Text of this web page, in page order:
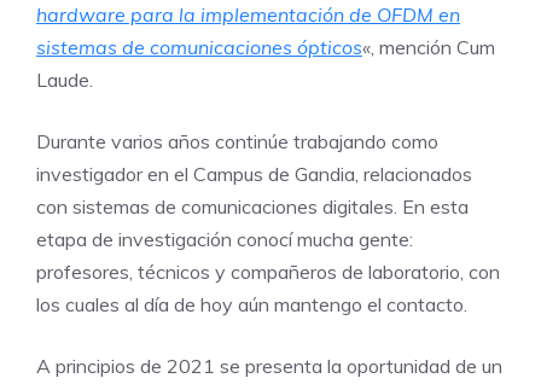
hardware para la implementación de OFDM en
sistemas de comunicaciones ópticos« , mención Cum
Laude.
Durante varios años continúe trabajando como
investigador en el Campus de Gandia, relacionados
con sistemas de comunicaciones digitales. En esta
etapa de investigación conocí mucha gente:
profesores, técnicos y compañeros de laboratorio, con
los cuales al día de hoy aún mantengo el contacto.
A principios de 2021 se presenta la oportunidad de un